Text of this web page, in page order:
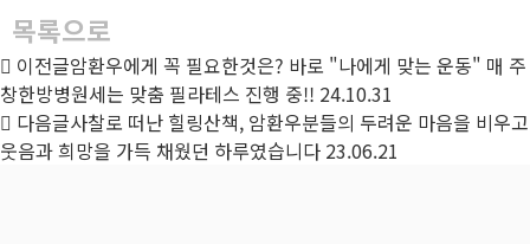
목록으로
이전글암환우에게 꼭 필요한것은? 바로 "나에게 맞는 운동" 매 주
창한방병원세는 맞춤 필라테스 진행 중!! 24.10.31
다음글사찰로 떠난 힐링산책, 암환우분들의 두려운 마음을 비우고
웃음과 희망을 가득 채웠던 하루였습니다 23.06.21